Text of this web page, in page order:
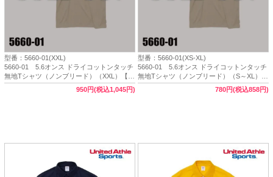
型番：5660-01(XXL)
5660-01 5.6オンス ドライコットンタッチ
無地Tシャツ（ノンブリード）（XXL）【完
売】★United Athle Sports（ユナイテッドア
950円(税込1,045円)
型番：5660-01(XS-XL)
5660-01 5.6オンス ドライコットンタッチ
無地Tシャツ（ノンブリード）（S～XL）
【完売】★United Athle Sports（ユナイテッ
780円(税込858円)